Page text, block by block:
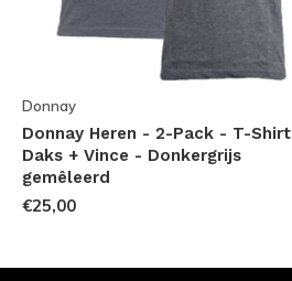
Donnay
Donnay Heren - 2-Pack - T-Shirt
Daks + Vince - Donkergrijs
gemêleerd
€25,00